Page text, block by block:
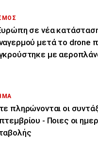
σε νέα
μετά το drone
με
πληρώνονται οι
- Ποιες οι